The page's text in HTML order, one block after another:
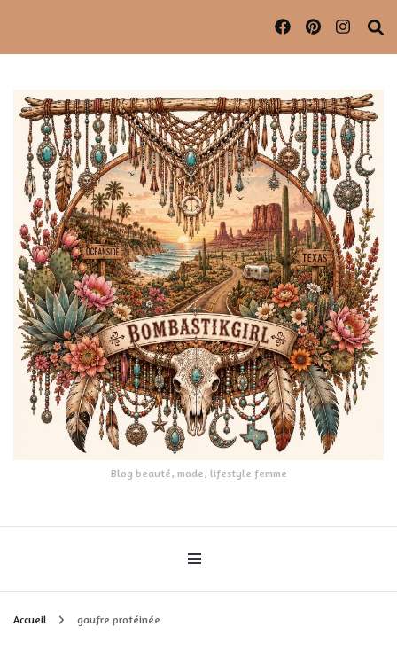
Blog beauté, mode, lifestyle femme
Accueil gaufre protéinée